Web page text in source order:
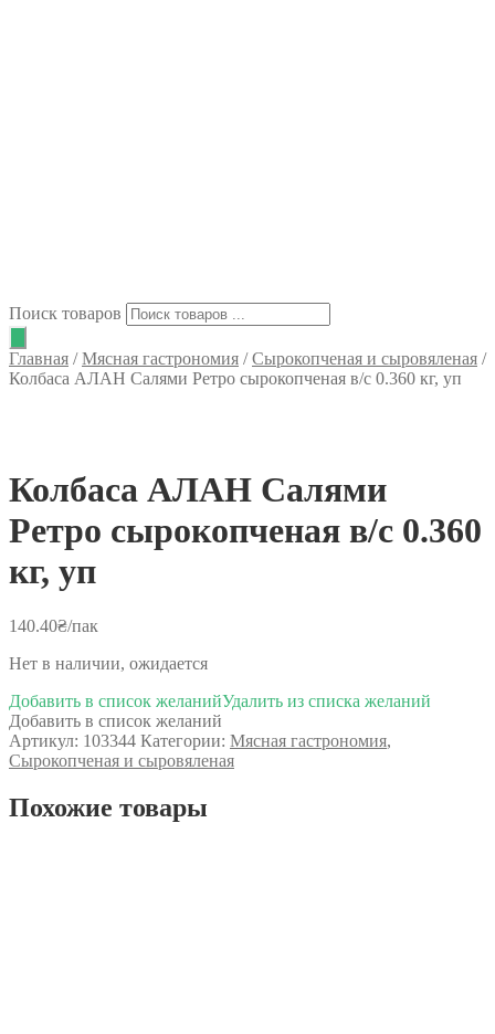
Поиск товаров
Главная /Мясная гастрономия /Сырокопченая и сыровяленая /
Колбаса АЛАН Салями Ретро сырокопченая в/с 0.360 кг, уп
Колбаса АЛАН Салями
Ретро сырокопченая в/с 0.360
кг, уп
140.40₴/пак
Нет в наличии, ожидается
Добавить в список желанийУдалить из списка желаний
Добавить в список желаний
Артикул: 103344 Категории: Мясная гастрономия,
Сырокопченая и сыровяленая
Похожие товары